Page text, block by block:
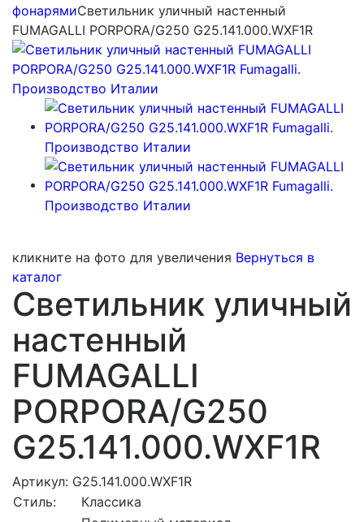
фонарямиСветильник уличный настенный
FUMAGALLI PORPORA/G250 G25.141.000.WXF1R
кликните на фото для увеличения Вернуться в
каталог
Светильник уличный
настенный
FUMAGALLI
PORPORA/G250
G25.141.000.WXF1R
Артикул: G25.141.000.WXF1R
Стиль:
Классика